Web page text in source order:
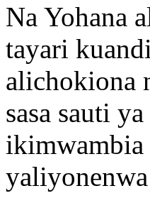
Na Yohana
tayari
alichokiona
sasa sauti
ikimwambia